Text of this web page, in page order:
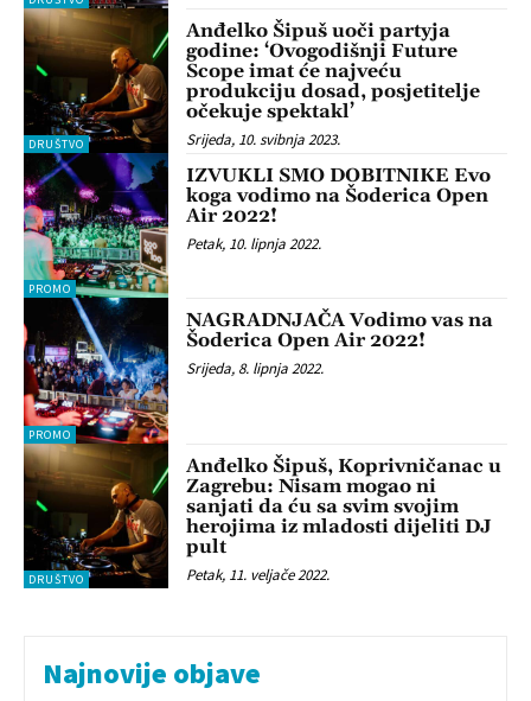
DRUŠTVO
Anđelko Šipuš uoči partyja
godine: ‘Ovogodišnji Future
Scope imat će najveću
produkciju dosad, posjetitelje
očekuje spektakl’
Srijeda, 10. svibnja 2023.
PROMO
IZVUKLI SMO DOBITNIKE Evo
koga vodimo na Šoderica Open
Air 2022!
Petak, 10. lipnja 2022.
PROMO
NAGRADNJAČA Vodimo vas na
Šoderica Open Air 2022!
Srijeda, 8. lipnja 2022.
DRUŠTVO
Anđelko Šipuš, Koprivničanac u
Zagrebu: Nisam mogao ni
sanjati da ću sa svim svojim
herojima iz mladosti dijeliti DJ
pult
Petak, 11. veljače 2022.
Najnovije objave